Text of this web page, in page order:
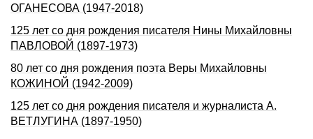
ОГАHЕСОВА (1947-2018)
125 лет со дня рождения писателя Нины Михайловны
ПАВЛОВОЙ (1897-1973)
80 лет со дня рождения поэта Веры Михайловны
КОЖИНОЙ (1942-2009)
125 лет со дня рождения писателя и журналиста А.
ВЕТЛУГИHА (1897-1950)